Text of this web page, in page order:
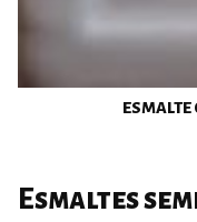
ESMALTE
Esmaltes